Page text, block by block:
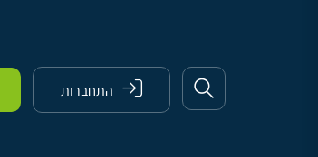
התחברות